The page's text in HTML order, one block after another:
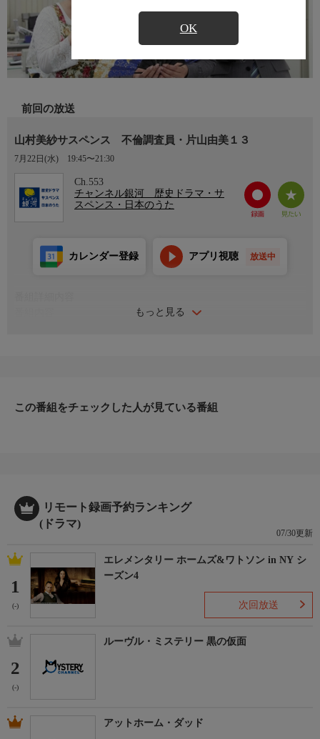
OK
前回の放送
山村美紗サスペンス 不倫調査員・片山由美１３
7月22日(水) 19:45〜21:30
Ch.553
チャンネル銀河 歴史ドラマ・サ
スペンス・日本のうた
もっと見る
カレンダー登録 アプリ視聴 放送中
を確認。その後、比叡流師範の芦原博（竹内和彦）が殺害され
スタッフ
【原作】山村美紗
この番組をチェックした人が見ている番組
リモート録画予約ランキング
(ドラマ)
07/30更新
1
(-)
エレメンタリー ホームズ&ワトソン in NY シ
ーズン4
次回放送
2
(-)
ルーヴル・ミステリー 黒の仮面
アットホーム・ダッド